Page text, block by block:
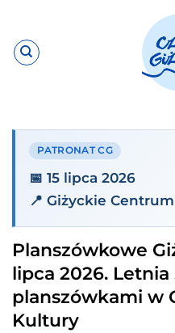
zawartości
PATRONAT CG
📅 15 lipca 2026
📍 Giżyckie
Planszówkowe
lipca 2026. Letnia
planszówkami w
Kultury